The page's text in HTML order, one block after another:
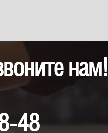
нам!
48